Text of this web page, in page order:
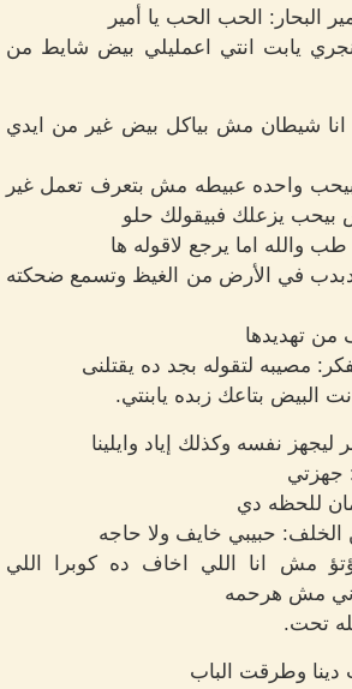
البحار: الحب الحب يا أمير
يابت انتي اعمليلي بيض شايط من
انا شيطان مش بياكل بيض غير من ايدي
واحده عبيطه مش بتعرف تعمل غير
يزعلك فبيقولك حلو
والله اما يرجع لاقوله ها
في الأرض من الغيظ وتسمع ضحكته
تهديدها
مصيبه لتقوله بجد ده يقتلنى
البيض بتاعك زبده يابنتي.
نفسه وكذلك إياد وايلينا
جهزتي
للحظه دي
الخلف: حبيبي خايف ولا حاجه
مش انا اللي اخاف ده كوبرا اللي
مش هرحمه
تحت.
دينا وطرقت الباب